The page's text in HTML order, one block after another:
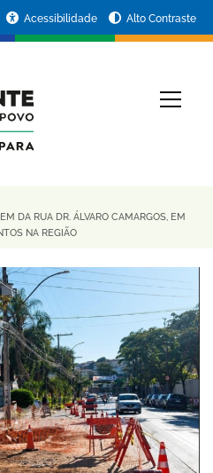
Acessibilidade Alto Contraste
DA RUA DR. ÁLVARO CAMARGOS, EM
NA REGIÃO